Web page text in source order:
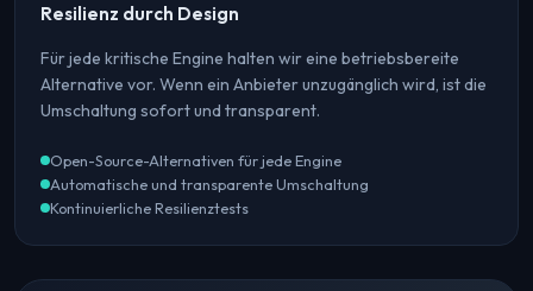
Resilienz durch Design
Für jede kritische Engine halten wir eine betriebsbereite
Alternative vor. Wenn ein Anbieter unzugänglich wird, ist die
Umschaltung sofort und transparent.
Open-Source-Alternativen für jede Engine
Automatische und transparente Umschaltung
Kontinuierliche Resilienztests